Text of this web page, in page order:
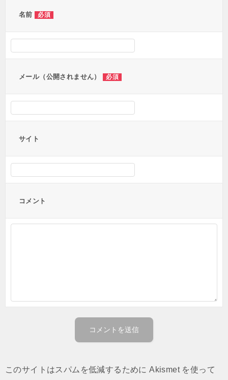
名前 必須
メール（公開されません） 必須
サイト
コメント
このサイトはスパムを低減するために Akismet を使って